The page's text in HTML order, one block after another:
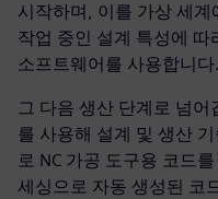
시작하며, 이를 가상 세
작업 중인 설계 특성에 따
소프트웨어를 사용합니다.
그 다음 생산 단계로 넘어
를 사용해 설계 및 생산
로 NC 가공 도구용 코드
세싱으로 자동 생성된 코